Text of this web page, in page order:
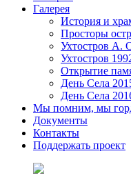
Галерея
История и
Просторы
Ухтостров А.
Ухтостров
Открытие
День Села
День Села
Мы помним, мы
Документы
Контакты
Поддержать проект